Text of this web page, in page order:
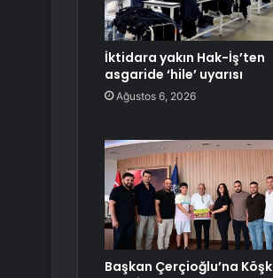
İktidara yakın Hak-İş’ten
asgaride ‘hile’ uyarısı
Ağustos 6, 2026
Başkan Çerçioğlu’na Köşk